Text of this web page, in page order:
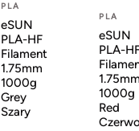
PLA
eSUN
PLA-HF
Filament
1.75mm
1000g
Grey
Szary
PLA
eSUN
PLA-
1000g
Red